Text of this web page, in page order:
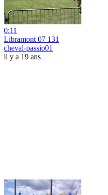
0:11
Libramont 07 131
cheval-passio01
il y a 19 ans